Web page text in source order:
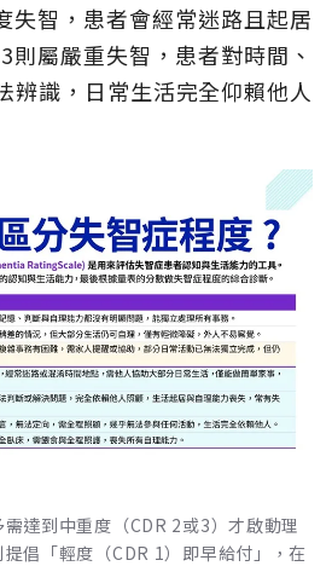
失智，患者會經常迷路且起居
則屬嚴重失智，患者對時間、
辨識，日常生活完全仰賴他人
達到中重度（CDR 2或3）才啟動理
倡「輕度（CDR 1）即早給付」，在